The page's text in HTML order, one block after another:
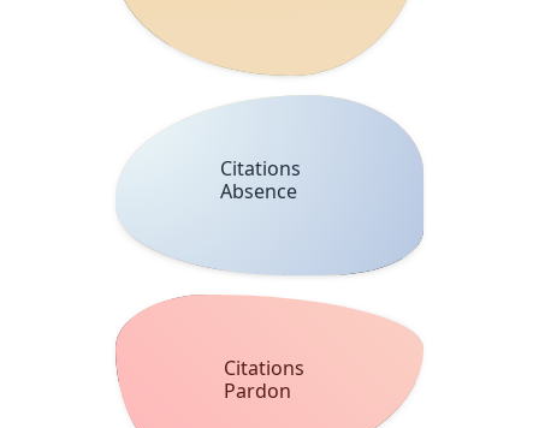
Citations
Absence
Citations
Pardon